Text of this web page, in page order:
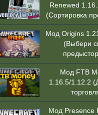
Renewed
(Сортировка
Мод Origins
(Выбери
Мод FTB
1.16.5/1.12.2
Мод Presence